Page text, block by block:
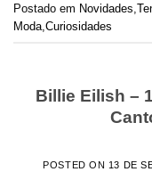
Postado em Novidades
Moda Curiosidades
Billie Eilish –
POSTED ON 13 DE